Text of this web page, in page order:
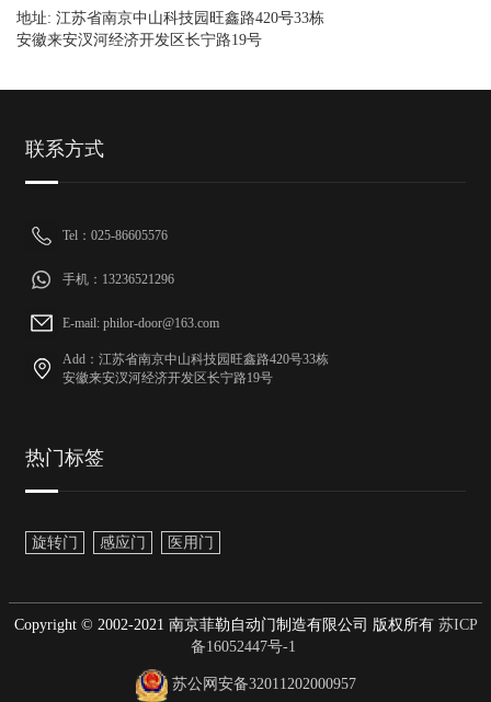
地址: 江苏省南京中山科技园旺鑫路420号33栋
安徽来安汊河经济开发区长宁路19号
联系方式
Tel：025-86605576
手机：13236521296
E-mail: philor-door@163.com
Add：江苏省南京中山科技园旺鑫路420号33栋
安徽来安汊河经济开发区长宁路19号
热门标签
旋转门 感应门 医用门
Copyright © 2002-2021 南京菲勒自动门制造有限公司 版权所有苏ICP
备16052447号-1
苏公网安备32011202000957